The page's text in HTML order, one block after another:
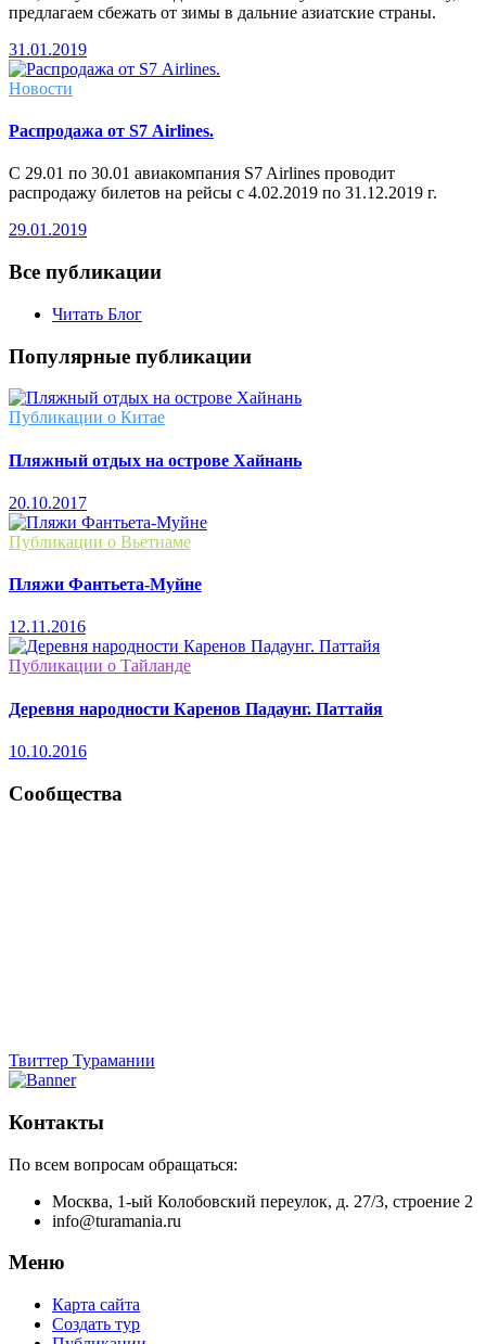
предлагаем сбежать от зимы в дальние азиатские страны.
31.01.2019
Новости
Распродажа от S7 Airlines.
С 29.01 по 30.01 авиакомпания S7 Airlines проводит
распродажу билетов на рейсы с 4.02.2019 по 31.12.2019 г.
29.01.2019
Все публикации
Читать Блог
Популярные публикации
Публикации о Китае
Пляжный отдых на острове Хайнань
20.10.2017
Публикации о Вьетнаме
Пляжи Фантьета-Муйне
12.11.2016
Публикации о Тайланде
Деревня народности Каренов Падаунг. Паттайя
10.10.2016
Сообщества
Твиттер Турамании
Контакты
По всем вопросам обращаться:
Москва, 1-ый Колобовский переулок, д. 27/3, строение 2
info@turamania.ru
Меню
Карта сайта
Создать тур